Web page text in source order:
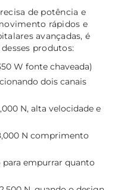
de potência e
rápidos e
avançadas, é
produtos:
W fonte chaveada)
dois canais
N, alta velocidade e
N comprimento
para empurrar quanto